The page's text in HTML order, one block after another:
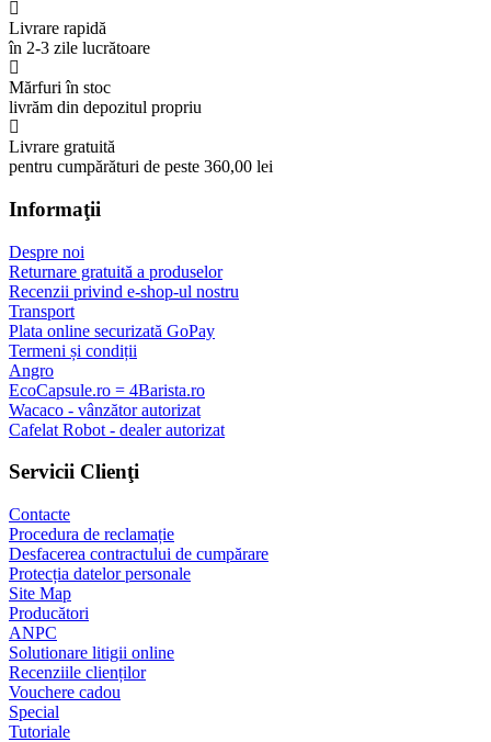
Livrare rapidă
în 2-3 zile lucrătoare
Mărfuri în stoc
livrăm din depozitul propriu
Livrare gratuită
pentru cumpărături de peste 360,00 lei
Informaţii
Despre noi
Returnare gratuită a produselor
Recenzii privind e-shop-ul nostru
Transport
Plata online securizată GoPay
Termeni și condiții
Angro
EcoCapsule.ro = 4Barista.ro
Wacaco - vânzător autorizat
Cafelat Robot - dealer autorizat
Servicii Clienţi
Contacte
Procedura de reclamație
Desfacerea contractului de cumpărare
Protecția datelor personale
Site Map
Producători
ANPC
Solutionare litigii online
Recenziile clienților
Vouchere cadou
Special
Tutoriale